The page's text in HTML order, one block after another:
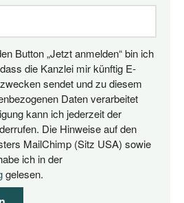
Button „Jetzt anmelden“ bin ich
die Kanzlei mir künftig E-
sendet und zu diesem
Daten verarbeitet
kann ich jederzeit der
Die Hinweise auf den
MailChimp (Sitz USA) sowie
ich in der
gelesen.